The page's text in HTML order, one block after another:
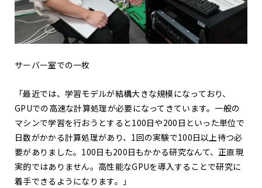
サーバー室での一枚
「最近では、学習モデルが結構大きな規模になっており、
GPUでの高速な計算処理が必要になってきています。一般の
マシンで学習を行おうとすると100日や200日といった単位で
日数がかかる計算処理があり、1回の実験で100日以上待つ必
要がありました。100日も200日もかかる研究なんて、正直現
実的ではありません。高性能なGPUを導入することで研究に
着手できるようになります。」